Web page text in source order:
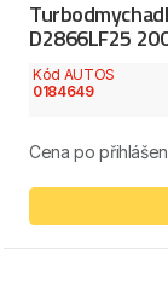
D2866LF25
Kód AUTOS
0184649
Cena po